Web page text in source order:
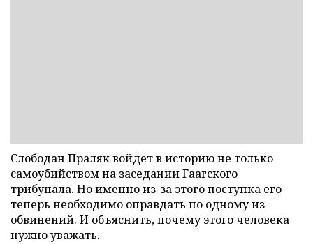
Слободан Праляк войдет в историю не только
самоубийством на заседании Гаагского
трибунала. Но именно из-за этого поступка его
теперь необходимо оправдать по одному из
обвинений. И объяснить, почему этого человека
нужно уважать.